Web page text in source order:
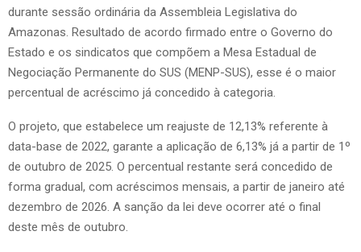
durante sessão ordinária da Assembleia Legislativa do
Amazonas. Resultado de acordo firmado entre o Governo do
Estado e os sindicatos que compõem a Mesa Estadual de
Negociação Permanente do SUS (MENP-SUS), esse é o maior
percentual de acréscimo já concedido à categoria.
O projeto, que estabelece um reajuste de 12,13% referente à
data-base de 2022, garante a aplicação de 6,13% já a partir de 1º
de outubro de 2025. O percentual restante será concedido de
forma gradual, com acréscimos mensais, a partir de janeiro até
dezembro de 2026. A sanção da lei deve ocorrer até o final
deste mês de outubro.